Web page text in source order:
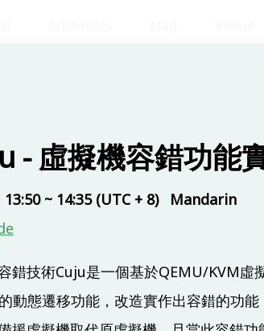
Day 1 (8/
- 虛擬機容錯功能
13:50 ~ 14:35 (UTC + 8)
Mandarin
錯技術Cuju是一個基於QEMU/KVM虛
動態遷移功能，改造實作出容錯的功